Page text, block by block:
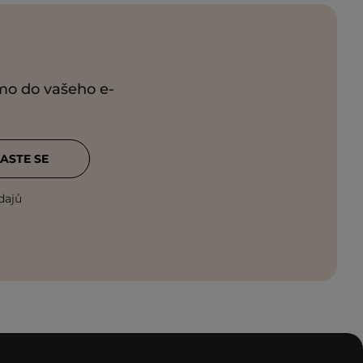
do vašeho e-
SE